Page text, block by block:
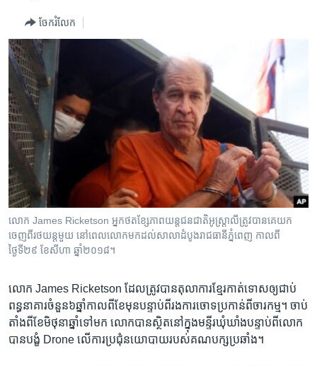
រំលង​
និង​
ចូល​
ទៅ​
ទំព័រ​
រចនា
សម្ព័ន្ធ​
រំលង​
និង​
ចូល​
ទៅ​
កាន់​
ទំព័រ​
ស្វែង​
ព្រឹត្តិការណ៍ព័ត៌មាន
ទូរទស្សន៍ / វីដេអូ​
វិទ្យុ / ផតខាសថ៍
កម្មវិធីទាំងអស់
Khmer English
បណ្តាញ​សង្គម
ភាសា
ចែករំលែក
លោក James Ricketson អ្នក​ថត​ខ្សែភាព​យន្ត​ជន​ជាតិ​អូស្ត្រាលី​ត្រូវ​បាន​គេ​យក​
ចេញ​ពី​រថយន្ត​មួយ នៅ​ពេល​លោក​មក​ដល់​សាលាដំបូង​រាជធានី​ភ្នំពេញ កាលពី​
ថ្ងៃទី២៩ ខែសីហា ឆ្នាំ២០១៨។
លោក James Ricketson ​ដែល​ត្រូវ​បាន​តុលាការ​ខ្មែរ​កាត់​ទោស​ឲ្យ​ជាប់​
ពន្ធនា​គារ​ចំនួន​៦​ឆ្នាំ​កាល​ពី​ខែ​មុន​បន្ទាប់​ពីរងការ​ចោទ​ប្រកាន់​ពី​ចារកម្ម។​ ចាប់​
តាំង​ពី​ខែ​មិថុ​នាឆ្នាំ​ទៅ​មក ​លោក​បាន​ស្ថិត​នៅ​ក្នុង​មន្ទីរ​ឃុំឃាំង​បន្ទាប់​ពី​លោក​
បាន​បង្ខំ Drone ​លើ​ការ​ប្រជុំ​នយោបាយ​របស់​គណបក្ស​ប្រឆាំង។